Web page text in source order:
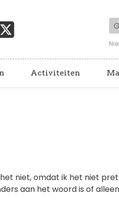
Activiteiten
niet, omdat ik het niet
aan het woord is of